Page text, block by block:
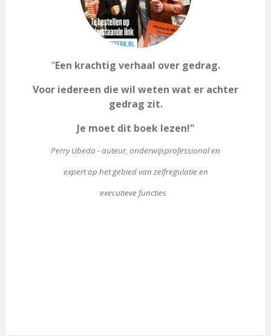
"Een krachtig verhaal over gedrag.
Voor iedereen die wil weten wat er achter
gedrag zit.
Je moet dit boek lezen!"
Perry Ubeda - auteur, onderwijsprofessional en
expert op het gebied van zelfregulatie en
executieve functies